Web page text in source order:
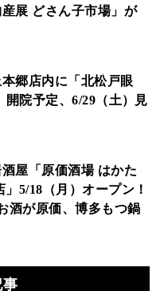
展 どさん子市場」が
郷店内に「北松戸眼
開院予定、6/29（土）見
屋「原価酒場 はかた
5/18（月）オープン！
酒が原価、博多もつ鍋
事